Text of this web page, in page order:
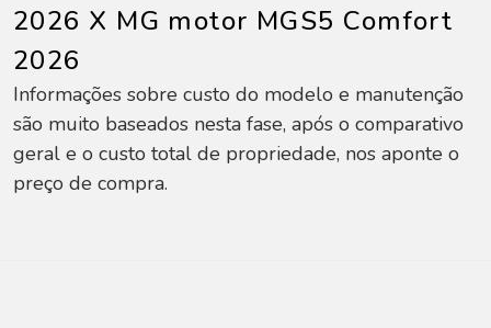
2026 X MG motor MGS5 Comfort
2026
Informações sobre custo do modelo e manutenção
são muito baseados nesta fase, após o comparativo
geral e o custo total de propriedade, nos aponte o
preço de compra.